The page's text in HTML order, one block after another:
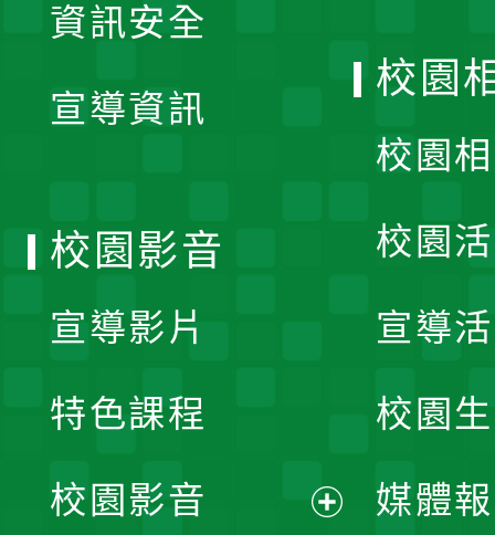
資訊安全
宣導資訊
校園
校園
校園
宣導
校園
媒體
校園影音
宣導影片
特色課程
校園影音